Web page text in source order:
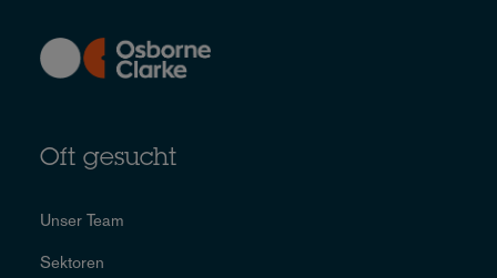
Oft gesucht
Unser Team
Sektoren